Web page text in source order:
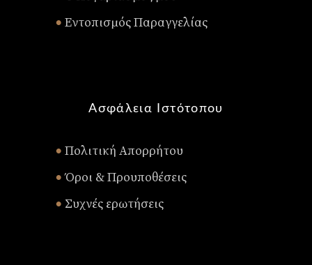
• Εντοπισμός Παραγγελίας
Ασφάλεια Ιστότοπου
• Πολιτική Απορρήτου
• Όροι & Προυποθέσεις
• Συχνές ερωτήσεις